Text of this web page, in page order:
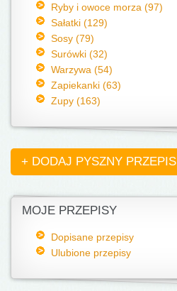
Ryby i owoce morza (97)
Sałatki (129)
Sosy (79)
Surówki (32)
Warzywa (54)
Zapiekanki (63)
Zupy (163)
+ DODAJ PYSZNY PRZEPIS
MOJE PRZEPISY
Dopisane przepisy
Ulubione przepisy